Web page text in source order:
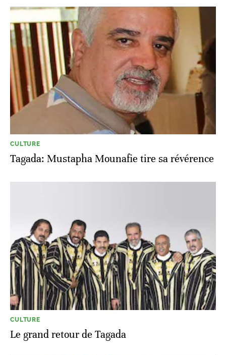
CULTURE
Tagada: Mustapha Mounafie tire sa révérence
CULTURE
Le grand retour de Tagada